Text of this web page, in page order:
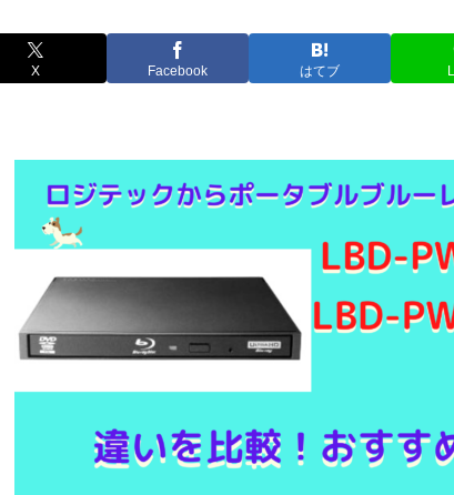
X Facebook はてブ